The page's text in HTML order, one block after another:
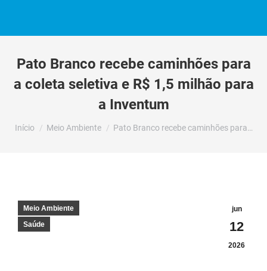
Pato Branco recebe caminhões para
a coleta seletiva e R$ 1,5 milhão para
a Inventum
Você está aqui:
Início Meio Ambiente Pato Branco recebe caminhões para…
jun
12
2026
Meio Ambiente
Saúde